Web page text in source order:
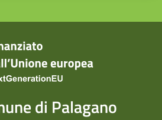
di Palagano